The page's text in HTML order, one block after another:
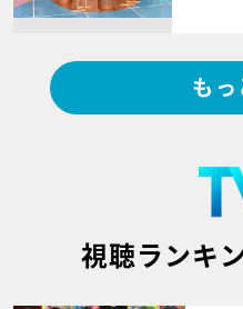
もっ
視聴ランキ